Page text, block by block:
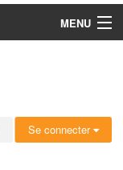
MENU
Se connecter